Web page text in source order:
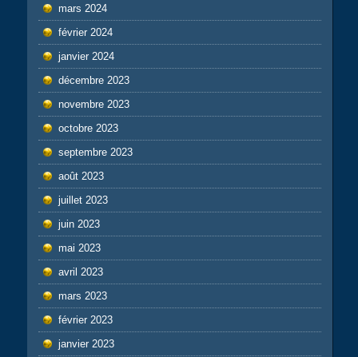
mars 2024
février 2024
janvier 2024
décembre 2023
novembre 2023
octobre 2023
septembre 2023
août 2023
juillet 2023
juin 2023
mai 2023
avril 2023
mars 2023
février 2023
janvier 2023